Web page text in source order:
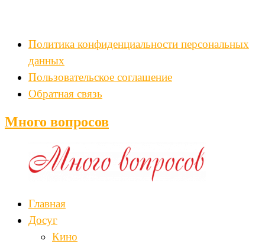
Политика конфиденциальности персональных
данных
Пользовательское соглашение
Обратная связь
Много вопросов
Главная
Досуг
Кино